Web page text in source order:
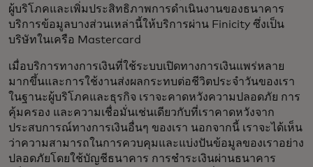
ผู้บริโภคและเพิ่มประสิทธิภาพการดำเนินงานของธนาคาร
บริการข้อมูลบางส่วนเหล่านี้ให้บริการผ่าน Finicity ซึ่งเป็น
บริษัทในเครือ Mastercard
เมื่อบริการทางการเงินที่ใช้ระบบเปิดทางการเงินแพร่หลาย
มากขึ้นและการใช้งานส่งผลกระทบต่อชีวิตประจำวันของเรา
ในฐานะผู้บริโภคและธุรกิจ เราจะคาดหวังความปลอดภัย การ
คุ้มครอง และความเชื่อมั่นเช่นเดียวกับที่เราคาดหวังจาก
ประสบการณ์ทางการเงินอื่นๆ ของเรา นอกจากนี้ เราจะได้เห็น
ว่าความสามารถในการควบคุมและแบ่งปันข้อมูลของเราอย่าง
ปลอดภัยโดยใช้บัญชีธนาคาร การชำระเงินผ่านธนาคาร